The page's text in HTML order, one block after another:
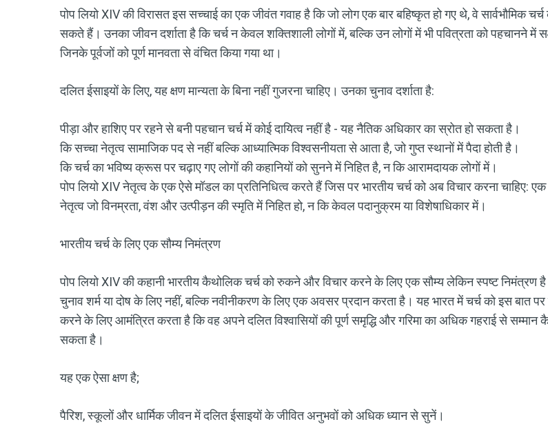
पोप लियो XIV की विरासत इस सच्चाई का एक जीवंत गवाह है कि जो लोग एक बार बहिष्कृत हो गए थे, वे सार्वभौमिक
सकते हैं। उनका जीवन दर्शाता है कि चर्च न केवल शक्तिशाली लोगों में, बल्कि उन लोगों में भी पवित्रता को पहचानने में
जिनके पूर्वजों को पूर्ण मानवता से वंचित किया गया था।
दलित ईसाइयों के लिए, यह क्षण मान्यता के बिना नहीं गुजरना चाहिए। उनका चुनाव दर्शाता है:
पीड़ा और हाशिए पर रहने से बनी पहचान चर्च में कोई दायित्व नहीं है - यह नैतिक अधिकार का स्रोत हो सकता है।
कि सच्चा नेतृत्व सामाजिक पद से नहीं बल्कि आध्यात्मिक विश्वसनीयता से आता है, जो गुप्त स्थानों में पैदा होती है।
कि चर्च का भविष्य क्रूस पर चढ़ाए गए लोगों की कहानियों को सुनने में निहित है, न कि आरामदायक लोगों में।
पोप लियो XIV नेतृत्व के एक ऐसे मॉडल का प्रतिनिधित्व करते हैं जिस पर भारतीय चर्च को अब विचार करना चाहिए: एक
नेतृत्व जो विनम्रता, वंश और उत्पीड़न की स्मृति में निहित हो, न कि केवल पदानुक्रम या विशेषाधिकार में।
भारतीय चर्च के लिए एक सौम्य निमंत्रण
पोप लियो XIV की कहानी भारतीय कैथोलिक चर्च को रुकने और विचार करने के लिए एक सौम्य लेकिन स्पष्ट निमंत्रण
चुनाव शर्म या दोष के लिए नहीं, बल्कि नवीनीकरण के लिए एक अवसर प्रदान करता है। यह भारत में चर्च को इस बात पर
करने के लिए आमंत्रित करता है कि वह अपने दलित विश्वासियों की पूर्ण समृद्धि और गरिमा का अधिक गहराई से
सकता है।
यह एक ऐसा क्षण है;
पैरिश, स्कूलों और धार्मिक जीवन में दलित ईसाइयों के जीवित अनुभवों को अधिक ध्यान से सुनें।